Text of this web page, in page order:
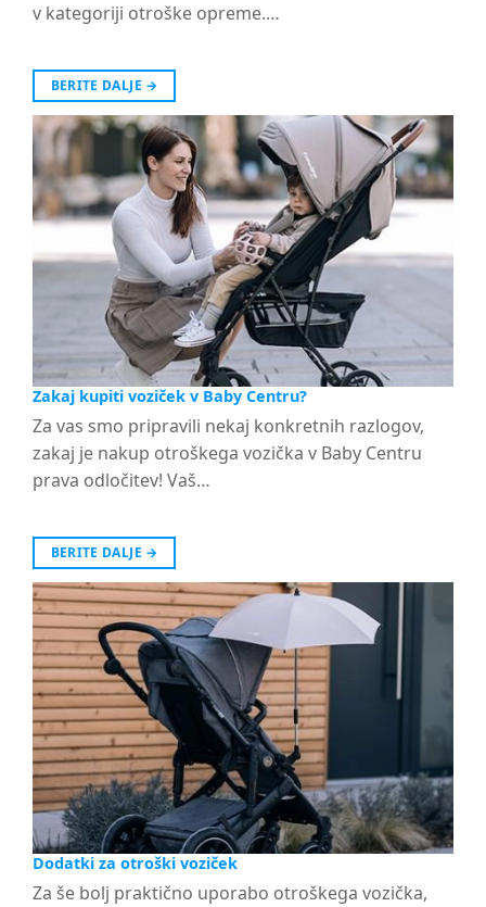
v kategoriji otroške opreme.…
BERITE DALJE →
Zakaj kupiti voziček v Baby Centru?
Za vas smo pripravili nekaj konkretnih razlogov,
zakaj je nakup otroškega vozička v Baby Centru
prava odločitev! Vaš…
BERITE DALJE →
Dodatki za otroški voziček
Za še bolj praktično uporabo otroškega vozička,